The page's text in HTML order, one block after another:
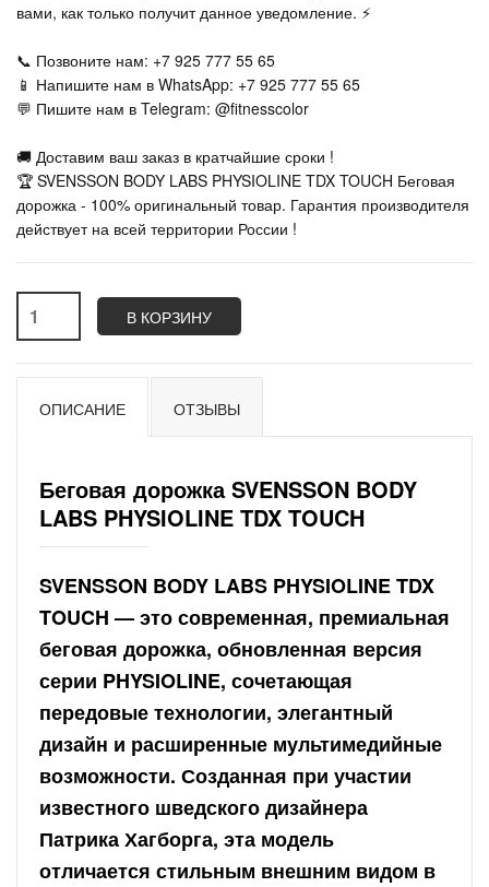
вами, как только получит данное уведомление. ⚡
📞 Позвоните нам: +7 925 777 55 65
📱 Напишите нам в WhatsApp: +7 925 777 55 65
💬 Пишите нам в Telegram: @fitnesscolor
🚚 Доставим ваш заказ в кратчайшие сроки !
🏆 SVENSSON BODY LABS PHYSIOLINE TDX TOUCH Беговая
дорожка - 100% оригинальный товар. Гарантия производителя
действует на всей территории России !
В КОРЗИНУ
ОПИСАНИЕ ОТЗЫВЫ
Беговая дорожка SVENSSON BODY
LABS PHYSIOLINE TDX TOUCH
SVENSSON BODY LABS PHYSIOLINE TDX
TOUCH — это современная, премиальная
беговая дорожка, обновленная версия
серии PHYSIOLINE, сочетающая
передовые технологии, элегантный
дизайн и расширенные мультимедийные
возможности. Созданная при участии
известного шведского дизайнера
Патрика Хагборга, эта модель
отличается стильным внешним видом в